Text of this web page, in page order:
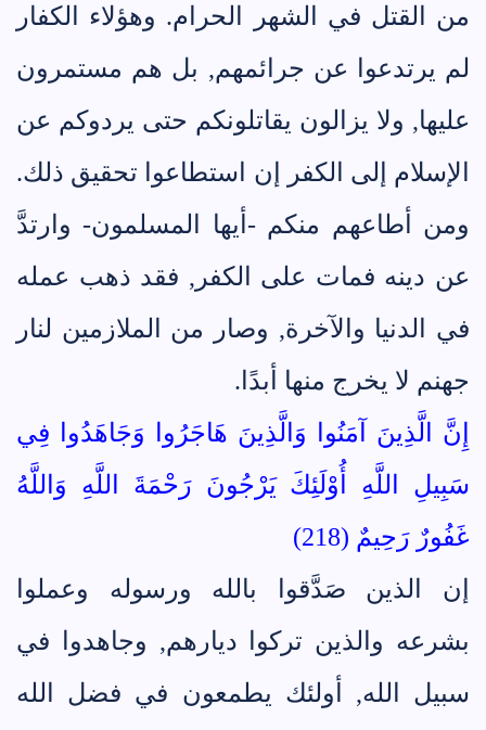
من القتل في الشهر الحرام. وهؤلاء الكفار
لم يرتدعوا عن جرائمهم, بل هم مستمرون
عليها, ولا يزالون يقاتلونكم حتى يردوكم عن
الإسلام إلى الكفر إن استطاعوا تحقيق ذلك.
ومن أطاعهم منكم -أيها المسلمون- وارتدَّ
عن دينه فمات على الكفر, فقد ذهب عمله
في الدنيا والآخرة, وصار من الملازمين لنار
جهنم لا يخرج منها أبدًا.
إِنَّ الَّذِينَ آمَنُوا وَالَّذِينَ هَاجَرُوا وَجَاهَدُوا فِي
سَبِيلِ اللَّهِ أُوْلَئِكَ يَرْجُونَ رَحْمَةَ اللَّهِ وَاللَّهُ
غَفُورٌ رَحِيمٌ (218)
إن الذين صَدَّقوا بالله ورسوله وعملوا
بشرعه والذين تركوا ديارهم, وجاهدوا في
سبيل الله, أولئك يطمعون في فضل الله